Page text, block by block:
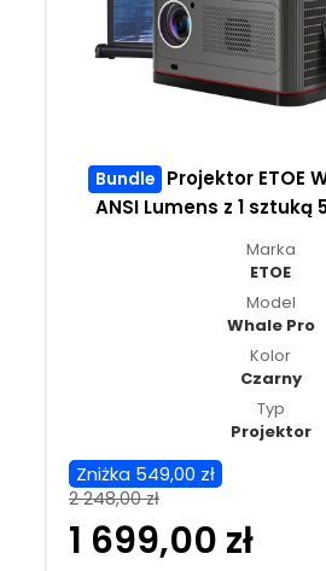
Bundle
ANSI Lumens z 1
projekcyjnego
Marka
ETOE
Model
Whale Pro
Kolor
Czarny
Typ
Projektor
Zniżka 549,00 zł
2 248,00 zł
1 699,00 zł